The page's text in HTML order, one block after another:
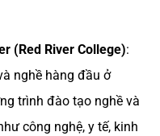
(Red River College):
nghề hàng đầu ở
trình đào tạo nghề và
công nghệ, y tế, kinh